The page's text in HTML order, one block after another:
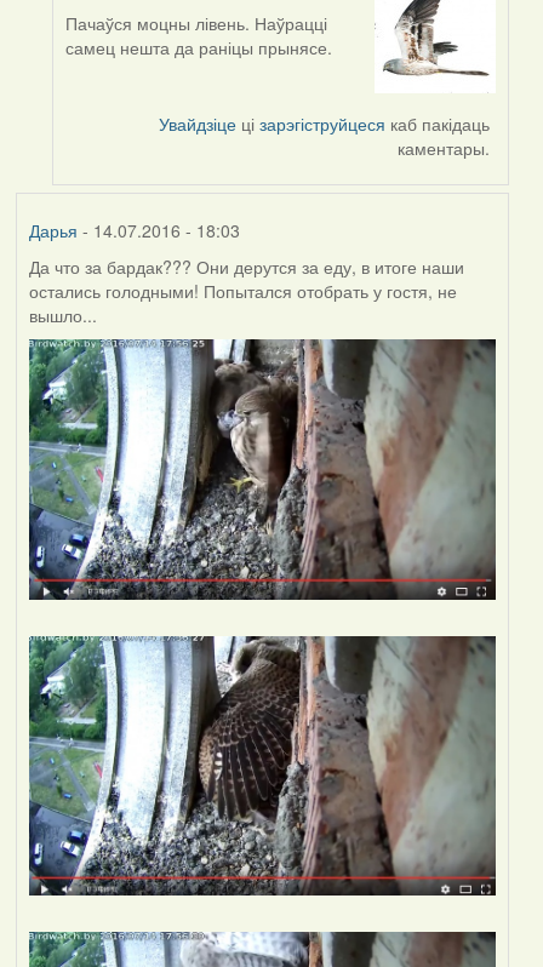
In
reply
Пачаўся моцны лівень. Наўрацці
самец нешта да раніцы прынясе.
Увайдзіце цізарэгіструйцеся каб пакідаць
каментары.
Дарья - 14.07.2016 - 18:03
Да что за бардак??? Они дерутся за еду, в итоге наши
остались голодными! Попытался отобрать у гостя, не
вышло...